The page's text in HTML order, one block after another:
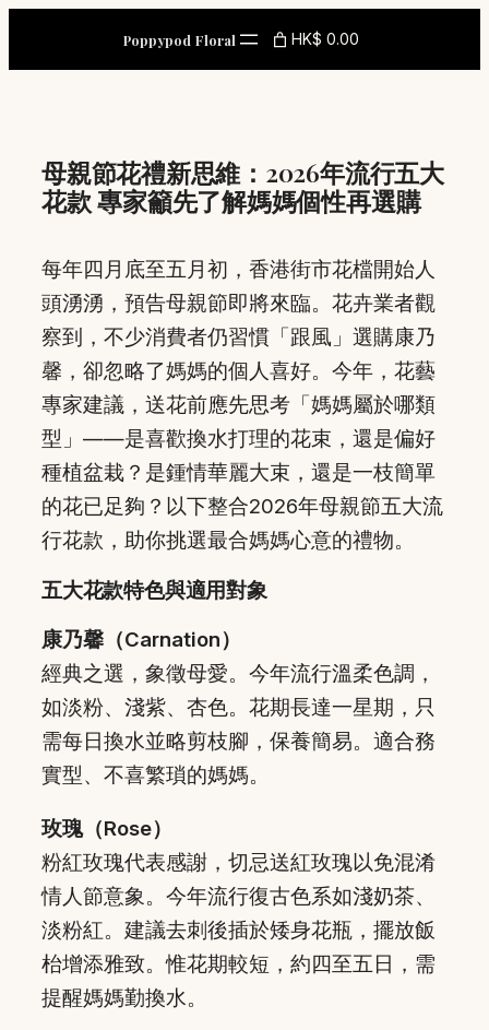
content
Poppypod Floral HK$ 0.00
母親節花禮新思維：2026年流行五大
花款 專家籲先了解媽媽個性再選購
每年四月底至五月初，香港街市花檔開始人
頭湧湧，預告母親節即將來臨。花卉業者觀
察到，不少消費者仍習慣「跟風」選購康乃
馨，卻忽略了媽媽的個人喜好。今年，花藝
專家建議，送花前應先思考「媽媽屬於哪類
型」——是喜歡換水打理的花束，還是偏好
種植盆栽？是鍾情華麗大束，還是一枝簡單
的花已足夠？以下整合2026年母親節五大流
行花款，助你挑選最合媽媽心意的禮物。
五大花款特色與適用對象
康乃馨（Carnation）
經典之選，象徵母愛。今年流行溫柔色調，
如淡粉、淺紫、杏色。花期長達一星期，只
需每日換水並略剪枝腳，保養簡易。適合務
實型、不喜繁瑣的媽媽。
玫瑰（Rose）
粉紅玫瑰代表感謝，切忌送紅玫瑰以免混淆
情人節意象。今年流行復古色系如淺奶茶、
淡粉紅。建議去刺後插於矮身花瓶，擺放飯
枱增添雅致。惟花期較短，約四至五日，需
提醒媽媽勤換水。